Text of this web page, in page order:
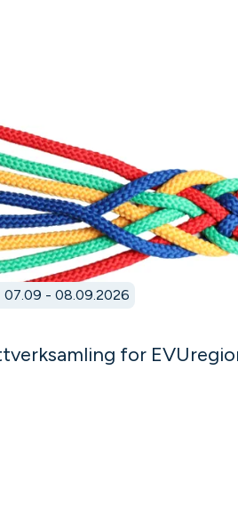
07.09 - 08.09.2026
for